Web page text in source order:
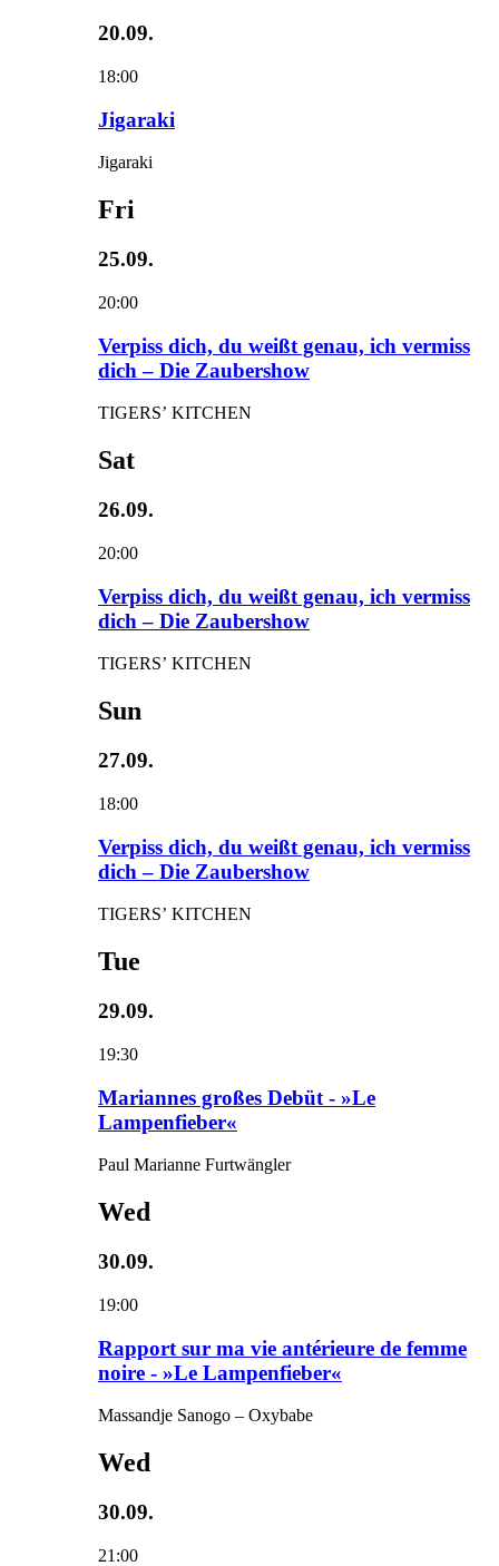
20.09.
18:00
Jigaraki
Jigaraki
Fri
25.09.
20:00
Verpiss dich, du weißt genau, ich vermiss
dich – Die Zaubershow
TIGERS’ KITCHEN
Sat
26.09.
20:00
Verpiss dich, du weißt genau, ich vermiss
dich – Die Zaubershow
TIGERS’ KITCHEN
Sun
27.09.
18:00
Verpiss dich, du weißt genau, ich vermiss
dich – Die Zaubershow
TIGERS’ KITCHEN
Tue
29.09.
19:30
Mariannes großes Debüt - »Le
Lampenfieber«
Paul Marianne Furtwängler
Wed
30.09.
19:00
Rapport sur ma vie antérieure de femme
noire - »Le Lampenfieber«
Massandje Sanogo – Oxybabe
Wed
30.09.
21:00